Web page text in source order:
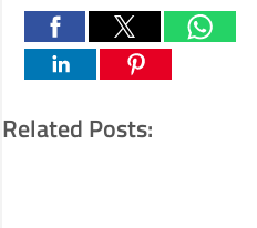
Related Posts: